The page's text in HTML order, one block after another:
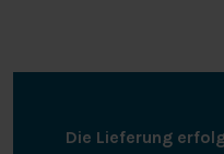
Die Lieferung